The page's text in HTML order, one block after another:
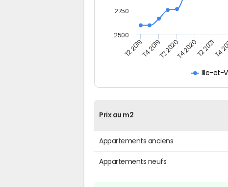
Ille-et-
T2 2019T4 2019T2 2020T4 2020T2 2021T4
2500
2750
Prix au m2
Appartements anciens
Appartements neufs